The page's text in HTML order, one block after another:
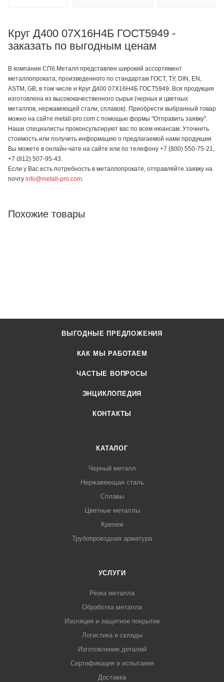
Круг Д400 07Х16Н4Б ГОСТ5949 -
заказать по выгодным ценам
В компании СПб Металл представлен широкий ассортимент
металлопроката, произведенного по стандартам ГОСТ, ТУ, DIN, EN,
ASTM, GB, в том числе и Круг Д400 07Х16Н4Б ГОСТ5949. Вся продукция
изготовлена из высококачественного сырья (черных и цветных
металлов, нержавеющей стали, сплавов). Приобрести выбранный товар
можно на сайте metall-pro.com с помощью формы "Отправить заявку".
Наши специалисты проконсультируют вас по всем нюансам. Уточнить
стоимость или получить информацию о предлагаемой нами продукции
Вы можете в онлайн-чате на сайте или по телефону +7 (800) 550-75-21,
+7 (812) 507-95-43.
Если у Вас есть потребность в металлопрокате, отправляйте заявку на
почту info@metall-pro.com
Похожие товары
ВЫГОДНЫЕ ПРЕДЛОЖЕНИЯ
КАК МЫ РАБОТАЕМ
ЧАСТЫЕ ВОПРОСЫ
ЭНЦИКЛОПЕДИЯ
КОНТАКТЫ
КАТАЛОГ
Черный металл
Нержавеющая сталь
Сплавы
Цветные металлы
Крепеж
Трубопроводная арматура
УСЛУГИ
Резка металла
Обработка металла
Изоляция и защитное покрытие
Логистика и склады
Изготовление деталей
Сертификация и испытания
Доставка